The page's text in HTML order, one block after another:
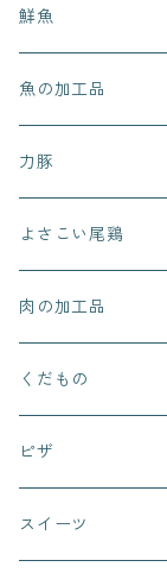
鮮魚
魚の加工品
力豚
よさこい尾鶏
肉の加工品
くだもの
ピザ
スイーツ